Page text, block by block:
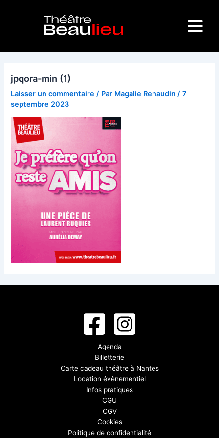
Menu
jpqora-min (1)
Laisser un commentaire / Par Magalie Renaudin/7
septembre 2023
Agenda
Billetterie
Carte cadeau théâtre à Nantes
Location évènementiel
Infos pratiques
CGU
CGV
Cookies
Politique de confidentialité